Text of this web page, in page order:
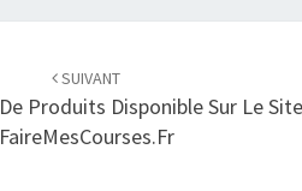
SUIVANT
Produits Disponible Sur Le Site
FaireMesCourses.fr